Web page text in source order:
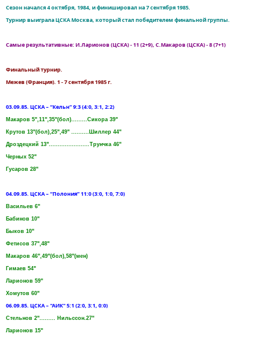
Сезон начался 4 октября, 1984, и финишировал на 7 сентября 1985.
Турнир выиграла ЦСКА Москва, который стал победителем финальной группы.
Самые результативные: И.Ларионов (ЦСКА) - 11 (2+9), С.Макаров (ЦСКА) - 8 (7+1)
Финальный турнир.
Межев (Франция). 1 - 7 сентября 1985 г.
03.09.85. ЦСКА – “Кельн” 9:3 (4:0, 3:1, 2:2)
Макаров 5",11",35"(бол).........Сикора 39"
Крутов 13"(бол),25",49" ..........Шиллер 44"
Дроздецкий 13".......................Трунчка 46"
Черных 52"
Гусаров 28"
04.09.85. ЦСКА – “Полония” 11:0 (3:0, 1:0, 7:0)
Васильев 6"
Бабинов 10"
Быков 10"
Фетисов 37",48"
Макаров 46",49"(бол),58"(мен)
Гимаев 54"
Ларионов 59"
Хомутов 60"
06.09.85. ЦСКА – "АИК" 5:1 (2:0, 3:1, 0:0)
Стельнов 2"......... Нильссон.27"
Ларионов 15"